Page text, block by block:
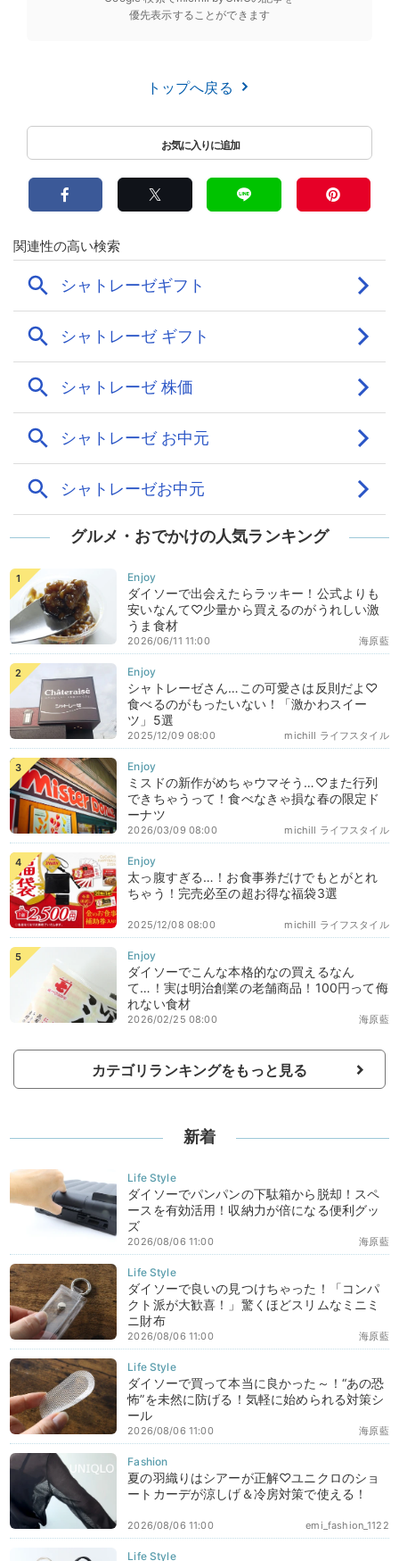
優先表示することができます
トップへ戻る
グルメ・おでかけの人気ランキング
ダイソーで出会えたらラッキー！公式よりも
安いなんて♡少量から買えるのがうれしい激
うま食材
海原藍
2026/06/11 11:00
シャトレーゼさん…この可愛さは反則だよ♡
食べるのがもったいない！「激かわスイー
ツ」5選
michill ライフスタイル
2025/12/09 08:00
ミスドの新作がめちゃウマそう…♡また行列
できちゃうって！食べなきゃ損な春の限定ド
ーナツ
michill ライフスタイル
2026/03/09 08:00
太っ腹すぎる…！お食事券だけでもとがとれ
ちゃう！完売必至の超お得な福袋3選
michill ライフスタイル
2025/12/08 08:00
ダイソーでこんな本格的なの買えるなん
て…！実は明治創業の老舗商品！100円って侮
れない食材
海原藍
2026/02/25 08:00
カテゴリランキングをもっと見る
新着
ダイソーでパンパンの下駄箱から脱却！スペ
ースを有効活用！収納力が倍になる便利グッ
ズ
海原藍
2026/08/06 11:00
ダイソーで良いの見つけちゃった！「コンパ
クト派が大歓喜！」驚くほどスリムなミニミ
ニ財布
海原藍
2026/08/06 11:00
ダイソーで買って本当に良かった～！“あの恐
怖”を未然に防げる！気軽に始められる対策シ
ール
海原藍
2026/08/06 11:00
夏の羽織りはシアーが正解♡ユニクロのショ
ートカーデが涼しげ＆冷房対策で使える！
emi_fashion_1122
2026/08/06 11:00